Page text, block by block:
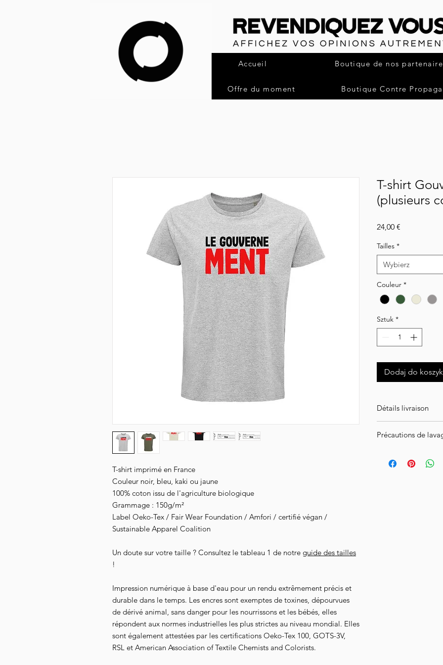
Accueil Boutique de nos
Offre du moment Boutique Contre
T-shirt imprimé en France
Couleur noir, bleu, kaki ou jaune
100% coton issu de l'agriculture biologique
Grammage : 150g/m²
Label Oeko-Tex / Fair Wear Foundation / Amfori / certifié végan /
Sustainable Apparel Coalition
Un doute sur votre taille ? Consultez le tableau 1 de notre guide des tailles
!
Impression numérique à base d'eau pour un rendu extrêmement précis et
durable dans le temps. Les encres sont exemptes de toxines, dépourvues
de dérivé animal, sans danger pour les nourrissons et les bébés, elles
répondent aux normes industrielles les plus strictes au niveau mondial. Elles
sont également attestées par les certifications Oeko-Tex 100, GOTS-3V,
RSL et American Association of Textile Chemists and Colorists.
T-shirt
(plusieurs
24,00 €
Tailles *
Wybierz
Couleur *
Sztuk *
Dodaj do
Détails livraison
l'intégralité de votre
Livraison en
Précautions de
l'envers à 30°,